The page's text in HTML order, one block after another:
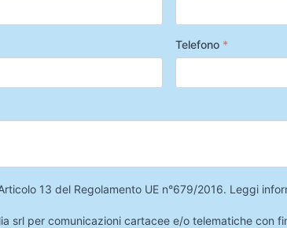
Telefono *
13 del Regolamento UE n°679/2016. Leggi
srl per comunicazioni cartacee e/o telematiche con